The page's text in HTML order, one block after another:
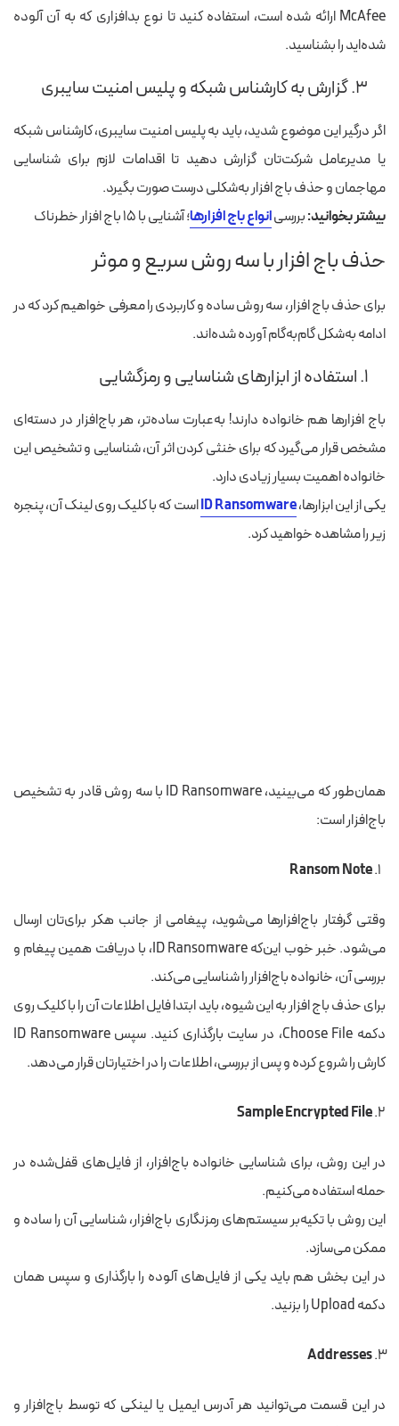
McAfee ارائه شده است، استفاده کنید تا نوع بدافزاری که به آن آلوده
شده‌اید را بشناسید.
۳. گزارش به کارشناس شبکه و پلیس امنیت سایبری
اگر درگیر این موضوع شدید، باید به پلیس امنیت سایبری، کارشناس شبکه
یا مدیرعامل شرکت‌تان گزارش دهید تا اقدامات لازم برای شناسایی
مهاجمان و حذف باج افزار به‌‌شکلی درست صورت بگیرد.
بیشتر بخوانید:بررسیانواع باج افزارها؛ آشنایی با ۱۵ باج افزار خطرناک
حذف باج افزار با سه روش سریع و موثر
برای حذف باج افزار، سه روش ساده و کاربردی را معرفی خواهیم کرد که در
ادامه به‌شکل گام‌به‌گام آورده شده‌اند.
۱. استفاده از ابزارهای شناسایی و رمزگشایی
باج‌ افزارها هم خانواده دارند! به‌عبارت ساده‌تر، هر باج‌‌افزار در دسته‌ای
مشخص قرار می‌گیرد که برای خنثی کردن اثر آن،شناسایی و تشخیص این
خانواده اهمیت بسیار زیادی دارد.
یکی از این ابزارها،ID Ransomwareاست که با کلیک روی لینک آن، پنجره
زیر را مشاهده خواهید کرد.
همان‌طور که می‌بینید، ID Ransomware با
سه روش قادر به تشخیص
باج‌افزار است:
Ransom Note
وقتی گرفتار باج‌افزارها می‌شوید، پیغامی از جانب هکر برای‌تان ارسال
می‌شود. خبر خوب این‌که
دریافت همین پیغام و
بررسی آن،خانواده باج‌افزار را شناساییمی‌کند.
برای حذف باج افزار به این شیوه، باید ابتدا فایل اطلاعات آن را باکلیک روی
دکمه Choose File،
در سایت بارگذاری کنید. سپس ID Ransomware
کارش را شروع کرده و پس از بررسی، اطلاعات را در اختیارتان قرار می‌دهد.
Sample Encrypted File
در این روش، برای شناسایی خانواده باج‌افزار، از فایل‌های قفل‌شده در
حمله استفاده می‌کنیم.
این روش با تکیه‌برسیستم‌های رمزنگاری باج‌افزار، شناسایی آن را ساده و
ممکن می‌سازد.
در این بخش هم باید یکی از فایل‌های آلوده را بارگذاری و سپس همان
دکمه Upload را بزنید.
Addresses
در این قسمت می‌توانید هر آدرس ایمیل یا لینکی که توسط باج‌افزار و